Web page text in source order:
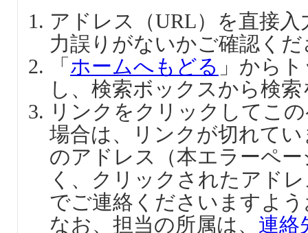
アドレス（URL）を直接
力誤りがないかご確認く
「 ホームへもどる 」から
し、検索ボックスから検
リンクをクリックしてこ
場合は、リンクが切れて
のアドレス（本エラーペ
く、クリックされたアド
でご連絡くださいますよ
なお、担当の所属は、 連絡